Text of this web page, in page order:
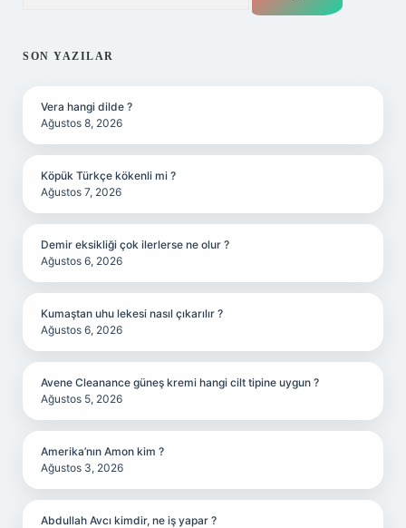
SON YAZILAR
Vera hangi dilde ?
Ağustos 8, 2026
Köpük Türkçe kökenli mi ?
Ağustos 7, 2026
Demir eksikliği çok ilerlerse ne olur ?
Ağustos 6, 2026
Kumaştan uhu lekesi nasıl çıkarılır ?
Ağustos 6, 2026
Avene Cleanance güneş kremi hangi cilt tipine uygun ?
Ağustos 5, 2026
Amerika’nın Amon kim ?
Ağustos 3, 2026
Abdullah Avcı kimdir, ne iş yapar ?